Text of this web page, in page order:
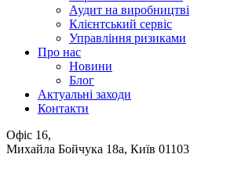
Аудит на виробництві
Клієнтський сервіс
Управління ризиками
Про нас
Новини
Блог
Актуальні заходи
Контакти
Офіс 16,
Михайла Бойчука 18а, Київ 01103